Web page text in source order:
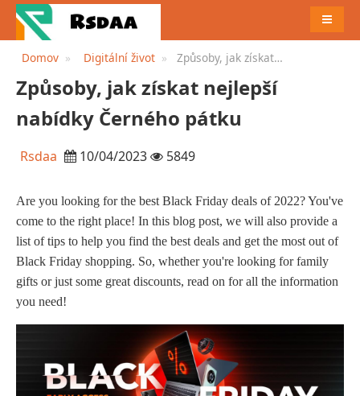
Domov Digitální život
Způsoby, jak získat
pátku
Způsoby, jak získat nejlepší
nabídky Černého pátku
Rsdaa 10/04/2023 5849
Are you looking for the best Black Friday deals of 2022? You've
come to the right place! In this blog post, we will also provide a
list of tips to help you find the best deals and get the most out of
Black Friday shopping. So, whether you're looking for family
gifts or just some great discounts, read on for all the information
you need!